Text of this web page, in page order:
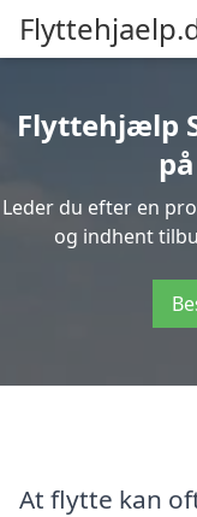
Flyttehjælp
Leder du efter en
og indhent
At flytte kan